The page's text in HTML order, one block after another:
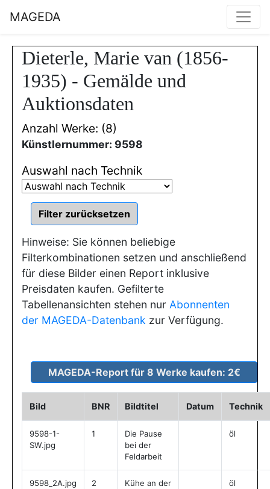
MAGEDA
Dieterle, Marie van (1856-
1935) - Gemälde und
Auktionsdaten
Anzahl Werke: (8)
Künstlernummer: 9598
Auswahl nach Technik
Hinweise: Sie können beliebige
Filterkombinationen setzen und anschließend
für diese Bilder einen Report inklusive
Preisdaten kaufen. Gefilterte
Tabellenansichten stehen nur Abonnenten
der MAGEDA-Datenbank zur Verfügung.
Bild BNR Bildtitel Datum Technik
9598-1-
SW.jpg
1
Die Pause
bei der
Feldarbeit
öl
9598_2A.jpg 2
Kühe an der
öl